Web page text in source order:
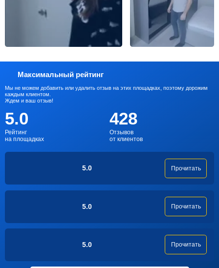
Максимальный рейтинг
Мы не можем добавить или удалить отзыв на этих площадках, поэтому дорожим
каждым клиентом.
Ждем и ваш отзыв!
5.0
Рейтинг
на площадках
428
Отзывов
от клиентов
5.0 Прочитать
5.0 Прочитать
5.0 Прочитать